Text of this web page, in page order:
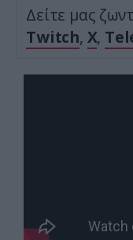
Δείτε μας
Twitch, X,